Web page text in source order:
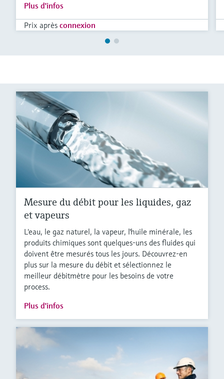
Plus d'infos
Prix après connexion
Mesure du débit pour les liquides, gaz
et vapeurs
L'eau, le gaz naturel, la vapeur, l'huile minérale, les
produits chimiques sont quelques-uns des fluides qui
doivent être mesurés tous les jours. Découvrez-en
plus sur la mesure du débit et sélectionnez le
meilleur débitmètre pour les besoins de votre
process.
Plus d'infos